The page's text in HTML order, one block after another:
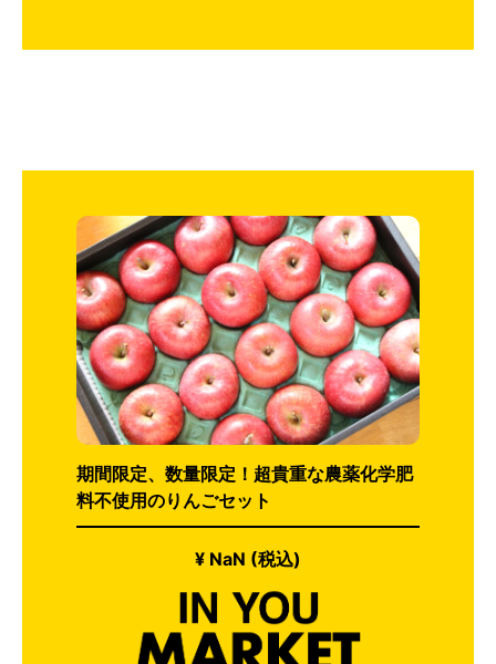
期間限定、数量限定！超貴重な農薬化学肥
料不使用のりんごセット
¥ NaN (税込)